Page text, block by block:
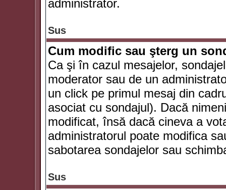
administrator.
Sus
Cum modific sau şterg un
Ca şi în cazul mesajelor,
moderator sau de un
un click pe primul mesaj din
asociat cu sondajul). Dacă
modificat, însă dacă cineva a
administratorul poate modifica
sabotarea sondajelor sau
Sus